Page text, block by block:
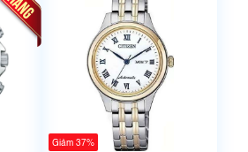
Giảm 37%